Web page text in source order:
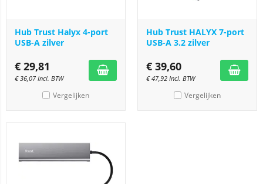
Hub Trust Halyx 4-port
USB-A zilver
€ 29,81
€36,07 Incl. BTW
Vergelijken
Hub Trust HALYX 7-port
USB-A 3.2 zilver
€ 39,60
€47,92 Incl. BTW
Vergelijken